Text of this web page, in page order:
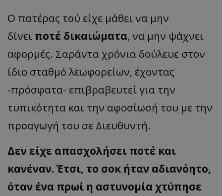
Ο πατέρας τού είχε μάθει να μην
δίνει ποτέ δικαιώματα, να μην ψάχνει
αφορμές. Σαράντα χρόνια δούλευε στον
ίδιο σταθμό λεωφορείων, έχοντας
-πρόσφατα- επιβραβευτεί για την
τυπικότητα και την αφοσίωσή του με την
προαγωγή του σε Διευθυντή.
Δεν είχε απασχολήσει ποτέ και
κανέναν. Έτσι, το σοκ ήταν αδιανόητο,
όταν ένα πρωί η αστυνομία χτύπησε